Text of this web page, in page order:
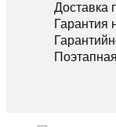
Доставка
Гарантия